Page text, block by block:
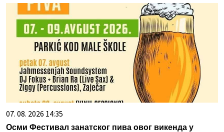
07. 08. 2026 14:35
Осми Фестивал занатског пива овог викенда у